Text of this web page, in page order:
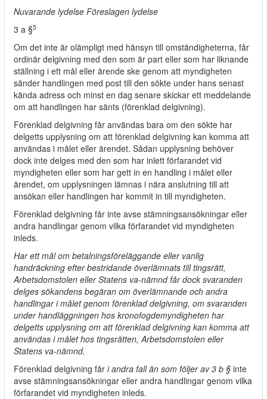
Nuvarande lydelse Föreslagen lydelse
3 a §5
Om det inte är olämpligt med hänsyn till omständigheterna, får
ordinär delgivning med den som är part eller som har liknande
ställning i ett mål eller ärende ske genom att myndigheten
sänder handlingen med post till den sökte under hans senast
kända adress och minst en dag senare skickar ett meddelande
om att handlingen har sänts (förenklad delgivning).
Förenklad delgivning får användas bara om den sökte har
delgetts upplysning om att förenklad delgivning kan komma att
användas i målet eller ärendet. Sådan upplysning behöver
dock inte delges med den som har inlett förfarandet vid
myndigheten eller som har gett in en handling i målet eller
ärendet, om upplysningen lämnas i nära anslutning till att
ansökan eller handlingen har kommit in till myndigheten.
Förenklad delgivning får inte avse stämningsansökningar eller
andra handlingar genom vilka förfarandet vid myndigheten
inleds.
Har ett mål om betalningsföreläggande eller vanlig
handräckning efter bestridande överlämnats till tingsrätt,
Arbetsdomstolen eller Statens va-nämnd får dock svaranden
delges sökandens begäran om överlämnande och andra
handlingar i målet genom förenklad delgivning, om svaranden
under handläggningen hos kronofogdemyndigheten har
delgetts upplysning om att förenklad delgivning kan komma att
användas i målet hos tingsrätten, Arbetsdomstolen eller
Statens va-nämnd.
Förenklad delgivning får i andra fall än som följer av 3 b § inte
avse stämningsansökningar eller andra handlingar genom vilka
förfarandet vid myndigheten inleds.